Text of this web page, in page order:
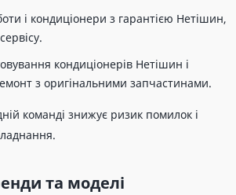
і кондиціонери з гарантією Нетішин,
кондиціонерів Нетішин і
з оригінальними запчастинами.
команді знижує ризик помилок і
та моделі